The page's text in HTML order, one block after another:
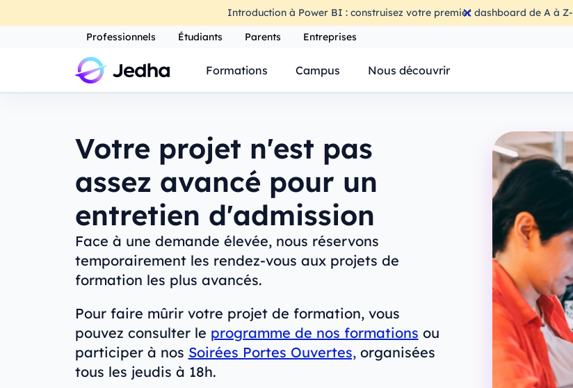
Introduction à Power BI : construisez votre premier dashboard de A à Z-
Professionnels
Étudiants Parents Entreprises
Formations Campus Nous découvrir
Votre projet n'est pas
assez avancé pour un
entretien d'admission
Face à une demande élevée, nous réservons
temporairement les rendez-vous aux projets de
formation les plus avancés.
Pour faire mûrir votre projet de formation, vous
pouvez consulter le programme de nos formations ou
participer à nos Soirées Portes Ouvertes,organisées
tous les jeudis à 18h.